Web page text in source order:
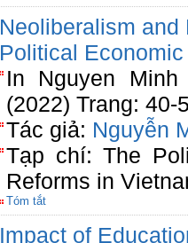
Neoliberalism
Political
In Nguyen
(2022) Trang: 40-
Tác giả: Nguyễn
Tạp chí: The
Reforms in
Tóm tắt
Impact of